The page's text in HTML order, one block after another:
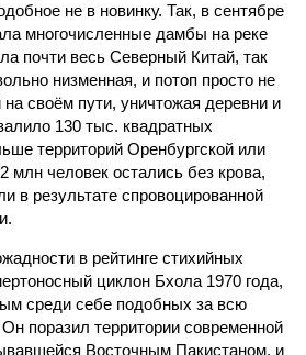
не в новинку. Так, в сентябре
многочисленные дамбы на реке
почти весь Северный Китай, так
низменная, и потоп просто не
на своём пути, уничтожая деревни и
130 тыс. квадратных
территорий Оренбургской или
млн человек остались без крова,
в результате спровоцированной
в рейтинге стихийных
циклон Бхола 1970 года,
среди себе подобных за всю
поразил территории современной
Восточным Пакистаном, и